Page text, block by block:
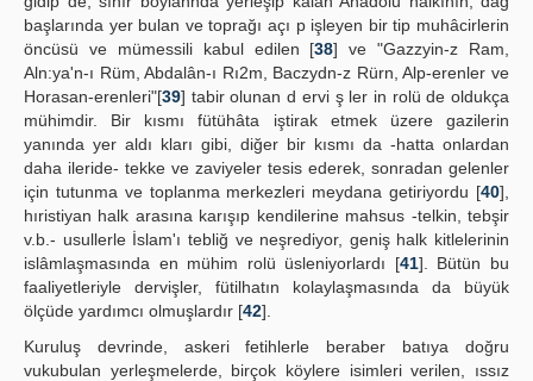
başlarında yer bulan ve toprağı açı p işleyen bir tip muhâcirlerin
öncüsü ve mümessili kabul edilen [38] ve "Gazzyin-z Ram,
Aln:ya'n-ı Rüm, Abdalân-ı Rı2m, Baczydn-z Rürn, Alp-erenler ve
Horasan-erenleri"[39] tabir olunan d ervi ş ler in rolü de oldukça
mühimdir. Bir kısmı fütühâta iştirak etmek üzere gazilerin
yanında yer aldı kları gibi, diğer bir kısmı da -hatta onlardan
daha ileride- tekke ve zaviyeler tesis ederek, sonradan gelenler
için tutunma ve toplanma merkezleri meydana getiriyordu [40],
hıristiyan halk arasına karışıp kendilerine mahsus -telkin, tebşir
v.b.- usullerle İslam'ı tebliğ ve neşrediyor, geniş halk kitlelerinin
islâmlaşmasında en mühim rolü üsleniyorlardı [41]. Bütün bu
faaliyetleriyle dervişler, fütilhatın kolaylaşmasında da büyük
ölçüde yardımcı olmuşlardır [42].
Kuruluş devrinde, askeri fetihlerle beraber batıya doğru
vukubulan yerleşmelerde, birçok köylere isimleri verilen, ıssız